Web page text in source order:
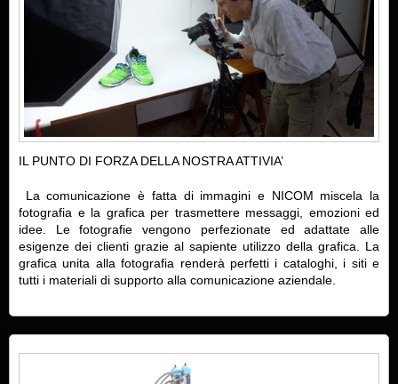
IL PUNTO DI FORZA DELLA NOSTRA ATTIVIA’
La comunicazione è fatta di immagini e NICOM miscela la
fotografia e la grafica per trasmettere messaggi, emozioni ed
idee. Le fotografie vengono perfezionate ed adattate alle
esigenze dei clienti grazie al sapiente utilizzo della grafica. La
grafica unita alla fotografia renderà perfetti i cataloghi, i siti e
tutti i materiali di supporto alla comunicazione aziendale.